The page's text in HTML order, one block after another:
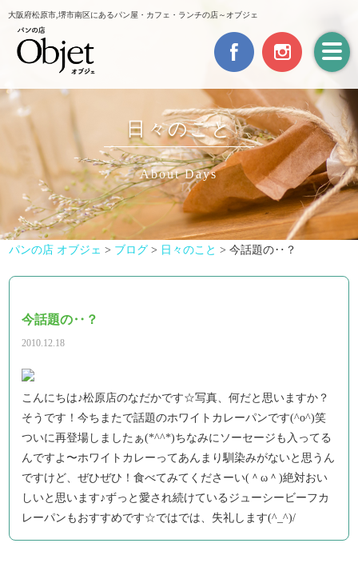
大阪府松原市,堺市南区にあるパン屋・カフェ・ランチの店～オブジェ
日々のこと
About Days
パンの店 オブジェ > ブログ > 日々のこと >今話題の‥？
今話題の‥？
2010.12.18
こんにちは♪松原店のなだかです☆写真、何だと思いますか？
そうです！今ちまたで話題のホワイトカレーパンです(^o^)笑
ついに再登場しましたぁ(*^^*)ちなみにソーセージも入ってる
んですよ〜ホワイトカレーってあんまり馴染みがないと思うん
ですけど、ぜひぜひ！食べてみてくださーい(＾ω＾)絶対おい
しいと思います♪ずっと愛され続けているジューシービーフカ
レーパンもおすすめです☆ではでは、失礼します(^_^)/